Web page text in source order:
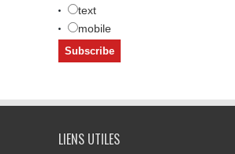
text
mobile
LIENS UTILES